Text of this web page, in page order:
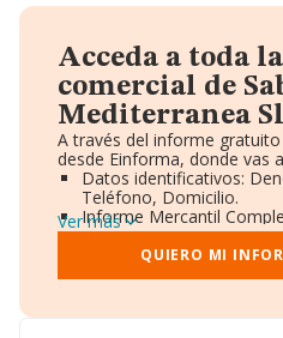
Acceda a toda
comercial de
Mediterranea Sl
A través del informe
desde Einforma, donde vas
Datos identificativos:
Teléfono, Domicilio.
Informe Mercantil
Gráficos de Evolución
Consejo de
Directivos y Ejecutivos.
Ver más
QUIERO MI